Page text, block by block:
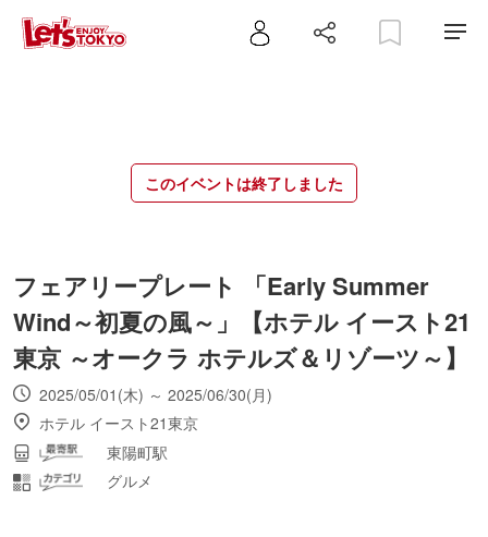
このイベントは終了しました
フェアリープレート 「Early Summer
Wind～初夏の風～」【ホテル イースト21
東京 ～オークラ ホテルズ＆リゾーツ～】
2025/05/01(木) ～ 2025/06/30(月)
ホテル イースト21東京
東陽町駅
グルメ